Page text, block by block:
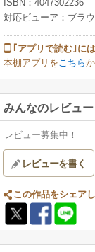
ISBN：4047302236
対応ビューア：ブラ
｢アプリで読む｣に
本棚アプリを こちら
みんなのレビュー
レビュー募集中！
レビューを書く
この作品をシェア